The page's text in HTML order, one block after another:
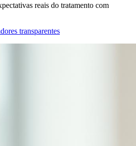
reais do tratamento com
transparentes